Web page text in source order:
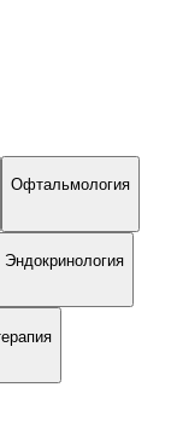
Офтальмология
Эндокринология